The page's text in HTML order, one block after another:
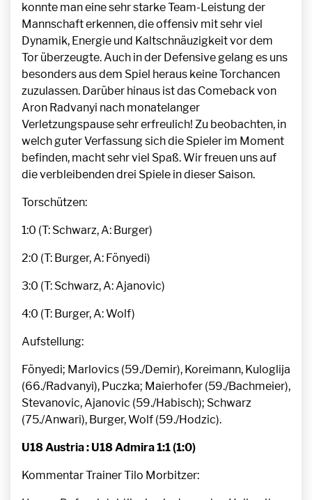
konnte man eine sehr starke Team-Leistung der
Mannschaft erkennen, die offensiv mit sehr viel
Dynamik, Energie und Kaltschnäuzigkeit vor dem
Tor überzeugte. Auch in der Defensive gelang es uns
besonders aus dem Spiel heraus keine Torchancen
zuzulassen. Darüber hinaus ist das Comeback von
Aron Radvanyi nach monatelanger
Verletzungspause sehr erfreulich! Zu beobachten, in
welch guter Verfassung sich die Spieler im Moment
befinden, macht sehr viel Spaß. Wir freuen uns auf
die verbleibenden drei Spiele in dieser Saison.
Torschützen:
1:0 (T: Schwarz, A: Burger)
2:0 (T: Burger, A: Fönyedi)
3:0 (T: Schwarz, A: Ajanovic)
4:0 (T: Burger, A: Wolf)
Aufstellung:
Fönyedi; Marlovics (59./Demir), Koreimann, Kuloglija
(66./Radvanyi), Puczka; Maierhofer (59./Bachmeier),
Stevanovic, Ajanovic (59./Habisch); Schwarz
(75./Anwari), Burger, Wolf (59./Hodzic).
U18 Austria : U18 Admira 1:1 (1:0)
Kommentar Trainer Tilo Morbitzer: